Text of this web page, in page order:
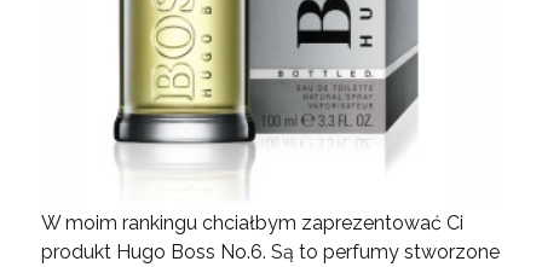
W moim rankingu chciałbym zaprezentować Ci
produkt Hugo Boss No.6. Są to perfumy stworzone